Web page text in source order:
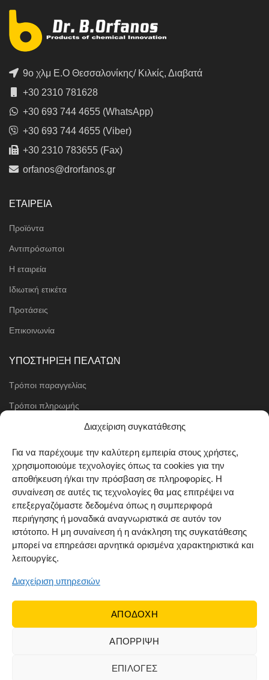
Διαχείριση συγκατάθεσης
Για να παρέχουμε την καλύτερη εμπειρία στους χρήστες,
χρησιμοποιούμε τεχνολογίες όπως τα cookies για την
αποθήκευση ή/και την πρόσβαση σε πληροφορίες. Η
συναίνεση σε αυτές τις τεχνολογίες θα μας επιτρέψει να
επεξεργαζόμαστε δεδομένα όπως η συμπεριφορά
περιήγησης ή μοναδικά αναγνωριστικά σε αυτόν τον
ιστότοπο. Η μη συναίνεση ή η ανάκληση της συγκατάθεσης
μπορεί να επηρεάσει αρνητικά ορισμένα χαρακτηριστικά και
λειτουργίες.
Διαχείριση υπηρεσιών
ΑΠΟΔΟΧΗ
ΑΠΟΡΡΙΨΗ
ΕΠΙΛΟΓΕΣ
9ο χλμ Ε.Ο Θεσσαλονίκης/ Κιλκίς, Διαβατά
+30 2310 781628
+30 693 744 4655 (WhatsApp)
+30 693 744 4655 (Viber)
+30 2310 783655 (Fax)
orfanos@drorfanos.gr
ΕΤΑΙΡΕΙΑ
Προϊόντα
Αντιπρόσωποι
Η εταιρεία
Ιδιωτική ετικέτα
Προτάσεις
Επικοινωνία
ΥΠΟΣΤΗΡΙΞΗ ΠΕΛΑΤΩΝ
Τρόποι παραγγελίας
Τρόποι πληρωμής
Μέθοδοι αποστολής
Όροι χρήσης
Cookie Policy (EU)
ΑΚΟΛΟΥΘΗΣΤΕ ΜΑΣ
Web development